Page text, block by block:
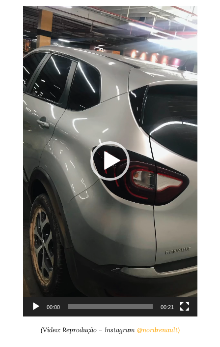
Tocador
de
vídeo
00:00 00:21
(Vídeo: Reprodução – Instagram @nordrenault)